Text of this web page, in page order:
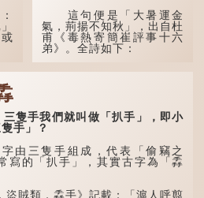
不
這句便是「大暑運金
氣，荊揚不知秋」，出自杜
甫《毒熱寄簡崔評事十六
弟》。全詩如下：
大暑運金氣，荊揚不知
舟。
季，代表涼爽肅殺之氣。
「運」是「運行」，生動地
描寫大暑的酷熱阻礙金氣流
手法描寫炎熱阻滯了季節更
隻手我們就叫做「扒手」，即小
手」？
三隻手組成，代表「偷竊之
寫的「扒手」，其實古字為「掱
賊類．掱手》記載：「滬人呼翦